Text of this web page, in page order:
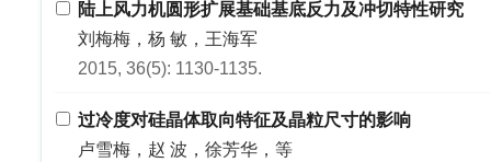
陆上风力机圆形扩展基础基底反力及冲切特性研究
刘梅梅，杨 敏，王海军
2015, 36(5): 1130-1135.
过冷度对硅晶体取向特征及晶粒尺寸的影响
卢雪梅，赵 波，徐芳华，等